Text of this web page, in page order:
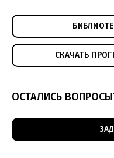
СКАЧАТЬ
ОСТАЛИСЬ